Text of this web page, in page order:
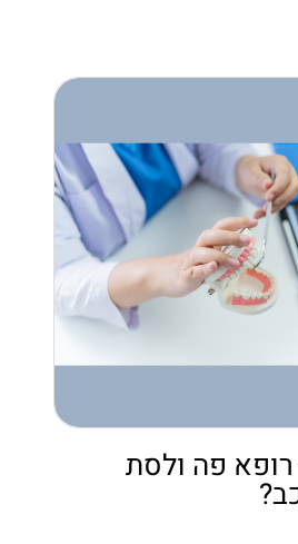
רופא פה ולסת